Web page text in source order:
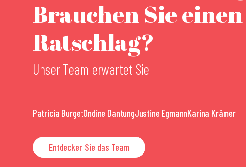
Brauchen Sie einen
Ratschlag?
Unser Team erwartet Sie
Patricia BurgetOndine DantungJustine EgmannKarina Krämer
Entdecken Sie das Team